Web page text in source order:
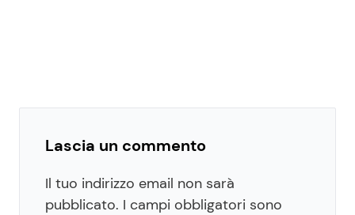
Lascia un commento
Il tuo indirizzo email non sarà
pubblicato. I campi obbligatori sono